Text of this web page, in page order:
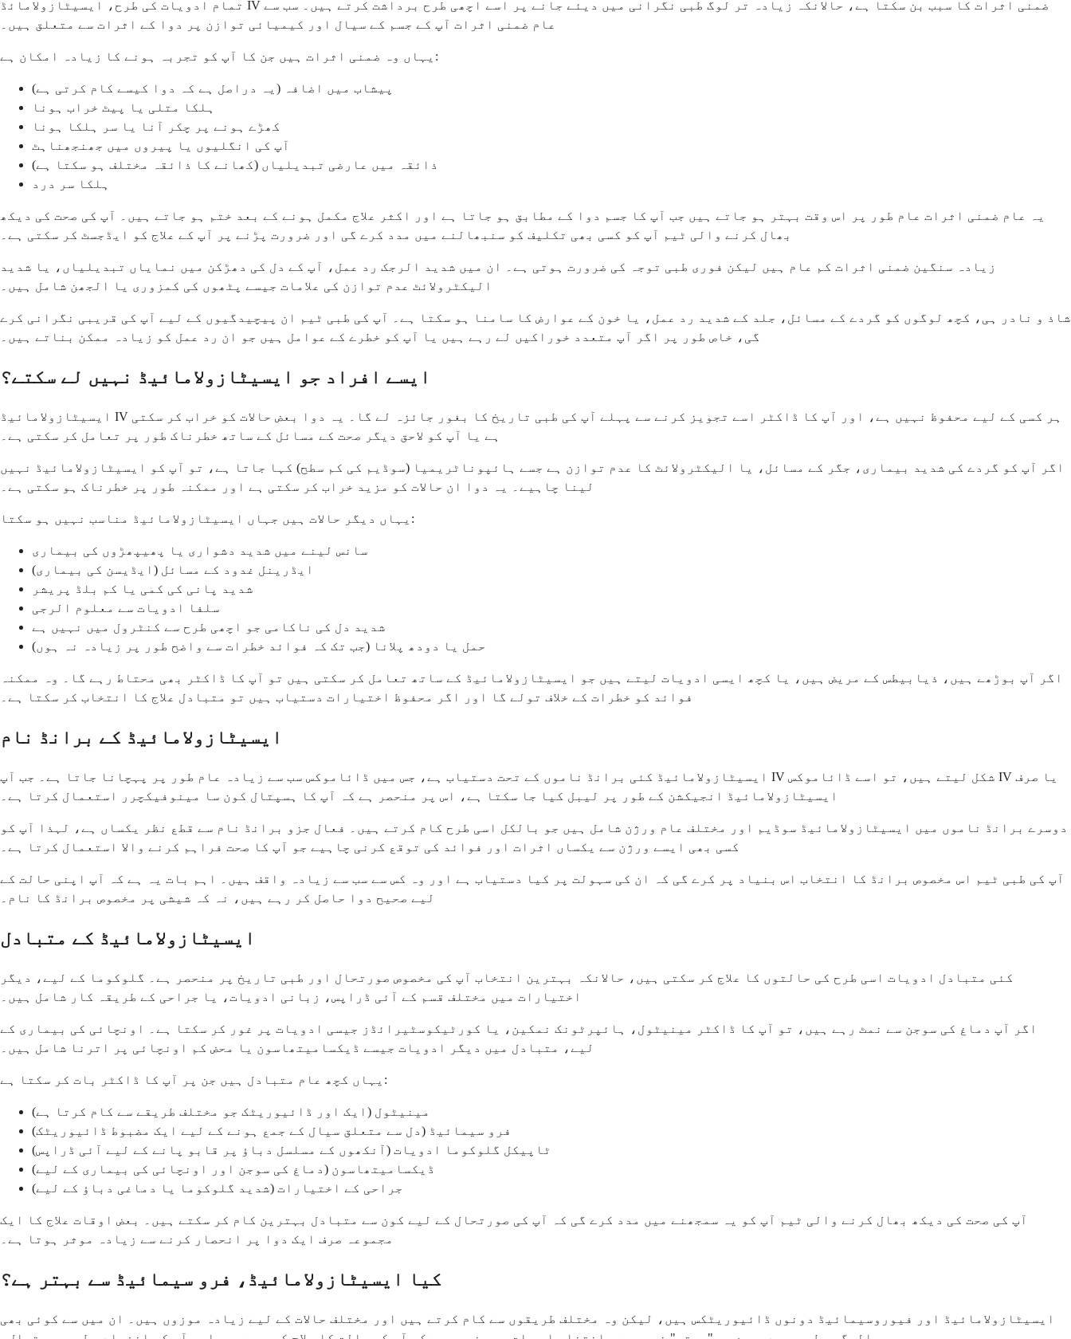
تمام ادویات کی طرح، ایسیٹازولامائڈ IV ضمنی اثرات کا سبب بن سکتا ہے، حالانکہ زیادہ تر لوگ طبی نگرانی میں دیئے جانے پر اسے اچھی طرح برداشت کرتے ہیں۔ سب سے
عام ضمنی اثرات آپ کے جسم کے سیال اور کیمیائی توازن پر دوا کے اثرات سے متعلق ہیں۔
یہاں وہ ضمنی اثرات ہیں جن کا آپ کو تجربہ ہونے کا زیادہ امکان ہے:
پیشاب میں اضافہ (یہ دراصل ہے کہ دوا کیسے کام کرتی ہے)
ہلکا متلی یا پیٹ خراب ہونا
کھڑے ہونے پر چکر آنا یا سر ہلکا ہونا
آپ کی انگلیوں یا پیروں میں جھنجھناہٹ
ذائقہ میں عارضی تبدیلیاں (کھانے کا ذائقہ مختلف ہو سکتا ہے)
ہلکا سر درد
یہ عام ضمنی اثرات عام طور پر اس وقت بہتر ہو جاتے ہیں جب آپ کا جسم دوا کے مطابق ہو جاتا ہے اور اکثر علاج مکمل ہونے کے بعد ختم ہو جاتے ہیں۔ آپ کی صحت کی دیکھ
بھال کرنے والی ٹیم آپ کو کسی بھی تکلیف کو سنبھالنے میں مدد کرے گی اور ضرورت پڑنے پر آپ کے علاج کو ایڈجسٹ کر سکتی ہے۔
زیادہ سنگین ضمنی اثرات کم عام ہیں لیکن فوری طبی توجہ کی ضرورت ہوتی ہے۔ ان میں شدید الرجک رد عمل، آپ کے دل کی دھڑکن میں نمایاں تبدیلیاں، یا شدید
الیکٹرولائٹ عدم توازن کی علامات جیسے پٹھوں کی کمزوری یا الجھن شامل ہیں۔
شاذ و نادر ہی، کچھ لوگوں کو گردے کے مسائل، جلد کے شدید رد عمل، یا خون کے عوارض کا سامنا ہو سکتا ہے۔ آپ کی طبی ٹیم ان پیچیدگیوں کے لیے آپ کی قریبی نگرانی کرے
گی، خاص طور پر اگر آپ متعدد خوراکیں لے رہے ہیں یا آپ کو خطرے کے عوامل ہیں جو ان رد عمل کو زیادہ ممکن بناتے ہیں۔
ایسے افراد جو ایسیٹازولامائیڈ نہیں لے سکتے؟
ایسیٹازولامائیڈ IV ہر کسی کے لیے محفوظ نہیں ہے، اور آپ کا ڈاکٹر اسے تجویز کرنے سے پہلے آپ کی طبی تاریخ کا بغور جائزہ لے گا۔ یہ دوا بعض حالات کو خراب کر سکتی
ہے یا آپ کو لاحق دیگر صحت کے مسائل کے ساتھ خطرناک طور پر تعامل کر سکتی ہے۔
اگر آپ کو گردے کی شدید بیماری، جگر کے مسائل، یا الیکٹرولائٹ کا عدم توازن ہے جسے ہائپوناٹریمیا (سوڈیم کی کم سطح) کہا جاتا ہے، تو آپ کو ایسیٹازولامائیڈ نہیں
لینا چاہیے۔ یہ دوا ان حالات کو مزید خراب کر سکتی ہے اور ممکنہ طور پر خطرناک ہو سکتی ہے۔
یہاں دیگر حالات ہیں جہاں ایسیٹازولامائیڈ مناسب نہیں ہو سکتا:
سانس لینے میں شدید دشواری یا پھیپھڑوں کی بیماری
ایڈرینل غدود کے مسائل (ایڈیسن کی بیماری)
شدید پانی کی کمی یا کم بلڈ پریشر
سلفا ادویات سے معلوم الرجی
شدید دل کی ناکامی جو اچھی طرح سے کنٹرول میں نہیں ہے
حمل یا دودھ پلانا (جب تک کہ فوائد خطرات سے واضح طور پر زیادہ نہ ہوں)
اگر آپ بوڑھے ہیں، ذیابیطس کے مریض ہیں، یا کچھ ایسی ادویات لیتے ہیں جو ایسیٹازولامائیڈ کے ساتھ تعامل کر سکتی ہیں تو آپ کا ڈاکٹر بھی محتاط رہے گا۔ وہ ممکنہ
فوائد کو خطرات کے خلاف تولے گا اور اگر محفوظ اختیارات دستیاب ہیں تو متبادل علاج کا انتخاب کر سکتا ہے۔
ایسیٹازولامائیڈ کے برانڈ نام
ایسیٹازولامائیڈ کئی برانڈ ناموں کے تحت دستیاب ہے، جس میں ڈائاموکس سب سے زیادہ عام طور پر پہچانا جاتا ہے۔ جب آپ IV شکل لیتے ہیں، تو اسے ڈائاموکس IV یا صرف
ایسیٹازولامائیڈ انجیکشن کے طور پر لیبل کیا جا سکتا ہے، اس پر منحصر ہے کہ آپ کا ہسپتال کون سا مینوفیکچرر استعمال کرتا ہے۔
دوسرے برانڈ ناموں میں ایسیٹازولامائیڈ سوڈیم اور مختلف عام ورژن شامل ہیں جو بالکل اسی طرح کام کرتے ہیں۔ فعال جزو برانڈ نام سے قطع نظر یکساں ہے، لہذا آپ کو
کسی بھی ایسے ورژن سے یکساں اثرات اور فوائد کی توقع کرنی چاہیے جو آپ کا صحت فراہم کرنے والا استعمال کرتا ہے۔
آپ کی طبی ٹیم اس مخصوص برانڈ کا انتخاب اس بنیاد پر کرے گی کہ ان کی سہولت پر کیا دستیاب ہے اور وہ کس سے سب سے زیادہ واقف ہیں۔ اہم بات یہ ہے کہ آپ اپنی حالت کے
لیے صحیح دوا حاصل کر رہے ہیں، نہ کہ شیشی پر مخصوص برانڈ کا نام۔
ایسیٹازولامائیڈ کے متبادل
کئی متبادل ادویات اسی طرح کی حالتوں کا علاج کر سکتی ہیں، حالانکہ بہترین انتخاب آپ کی مخصوص صورتحال اور طبی تاریخ پر منحصر ہے۔ گلوکوما کے لیے، دیگر
اختیارات میں مختلف قسم کے آئی ڈراپس، زبانی ادویات، یا جراحی کے طریقہ کار شامل ہیں۔
اگر آپ دماغ کی سوجن سے نمٹ رہے ہیں، تو آپ کا ڈاکٹر مینیٹول، ہائپرٹونک نمکین، یا کورٹیکوسٹیرائڈز جیسی ادویات پر غور کر سکتا ہے۔ اونچائی کی بیماری کے
لیے، متبادل میں دیگر ادویات جیسے ڈیکسامیتھاسون یا محض کم اونچائی پر اترنا شامل ہیں۔
یہاں کچھ عام متبادل ہیں جن پر آپ کا ڈاکٹر بات کر سکتا ہے:
مینیٹول (ایک اور ڈائیوریٹک جو مختلف طریقے سے کام کرتا ہے)
فرو سیمائیڈ (دل سے متعلق سیال کے جمع ہونے کے لیے ایک مضبوط ڈائیوریٹک)
ٹاپیکل گلوکوما ادویات (آنکھوں کے مسلسل دباؤ پر قابو پانے کے لیے آئی ڈراپس)
ڈیکسامیتھاسون (دماغ کی سوجن اور اونچائی کی بیماری کے لیے)
جراحی کے اختیارات (شدید گلوکوما یا دماغی دباؤ کے لیے)
آپ کی صحت کی دیکھ بھال کرنے والی ٹیم آپ کو یہ سمجھنے میں مدد کرے گی کہ آپ کی صورتحال کے لیے کون سے متبادل بہترین کام کر سکتے ہیں۔ بعض اوقات علاج کا ایک
مجموعہ صرف ایک دوا پر انحصار کرنے سے زیادہ موثر ہوتا ہے۔
کیا ایسیٹازولامائیڈ، فرو سیمائیڈ سے بہتر ہے؟
ایسیٹازولامائیڈ اور فیوروسیمائیڈ دونوں ڈائیوریٹکس ہیں، لیکن وہ مختلف طریقوں سے کام کرتے ہیں اور مختلف حالات کے لیے زیادہ موزوں ہیں۔ ان میں سے کوئی بھی